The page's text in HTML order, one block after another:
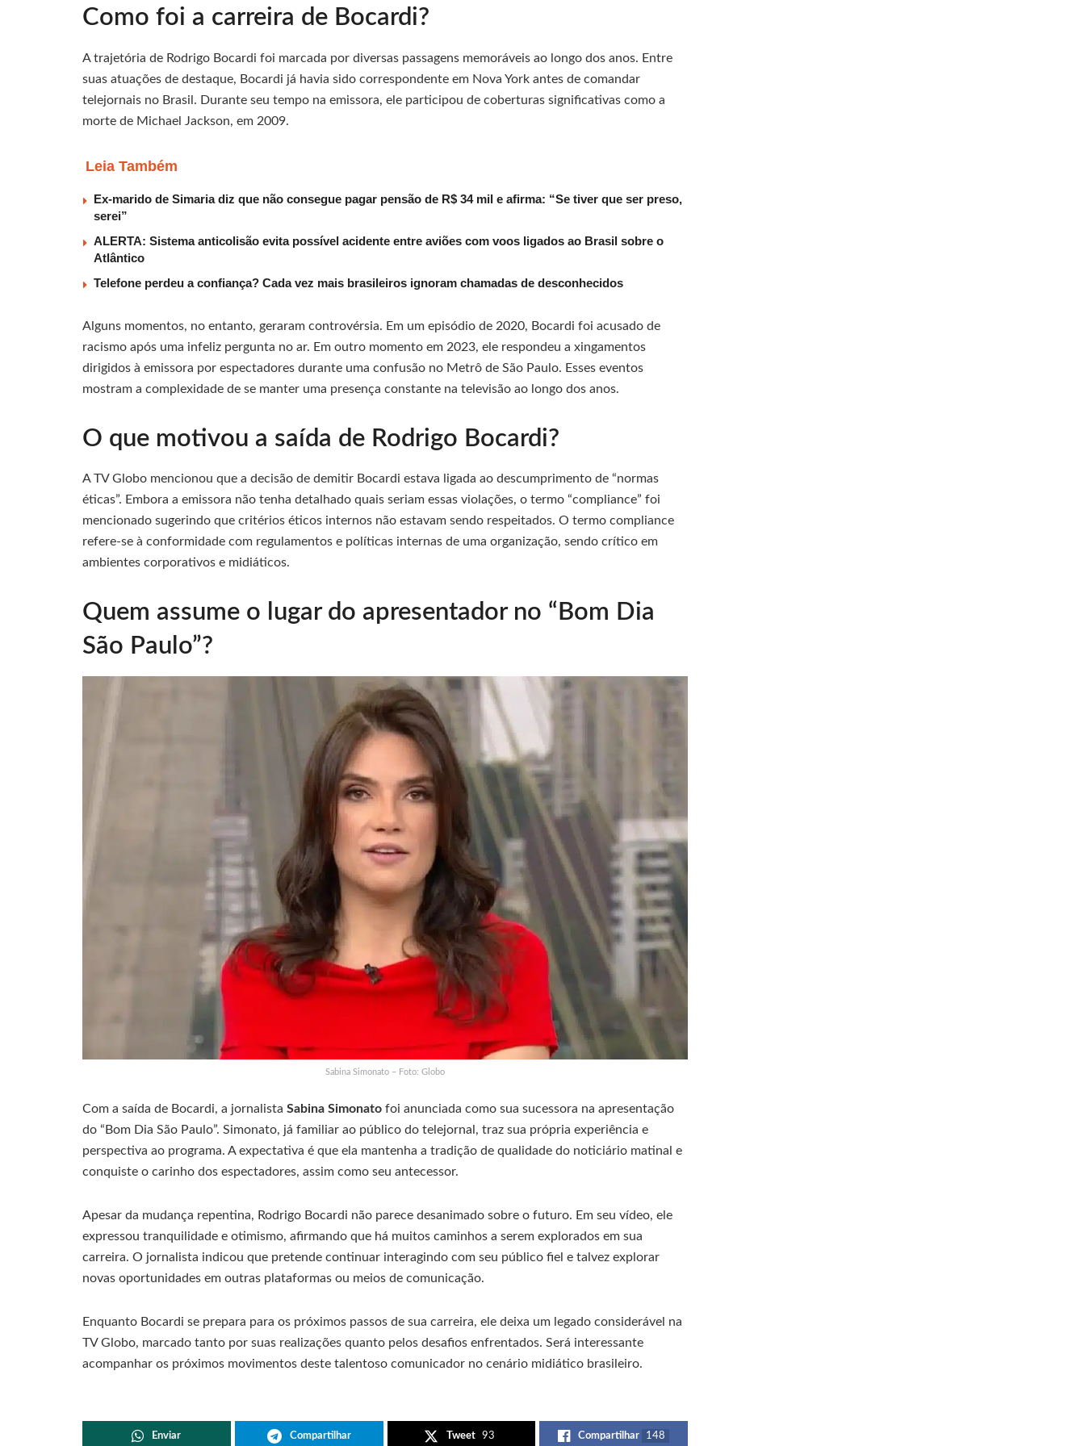
Como foi a carreira de Bocardi?
A trajetória de Rodrigo Bocardi foi marcada por diversas passagens memoráveis ao longo dos anos. Entre
suas atuações de destaque, Bocardi já havia sido correspondente em Nova York antes de comandar
telejornais no Brasil. Durante seu tempo na emissora, ele participou de coberturas significativas como a
morte de Michael Jackson, em 2009.
Leia Também
Ex-marido de Simaria diz que não consegue pagar pensão de R$ 34 mil e afirma: “Se tiver que ser preso,
serei”
ALERTA: Sistema anticolisão evita possível acidente entre aviões com voos ligados ao Brasil sobre o
Atlântico
Telefone perdeu a confiança? Cada vez mais brasileiros ignoram chamadas de desconhecidos
Alguns momentos, no entanto, geraram controvérsia. Em um episódio de 2020, Bocardi foi acusado de
racismo após uma infeliz pergunta no ar. Em outro momento em 2023, ele respondeu a xingamentos
dirigidos à emissora por espectadores durante uma confusão no Metrô de São Paulo. Esses eventos
mostram a complexidade de se manter uma presença constante na televisão ao longo dos anos.
O que motivou a saída de Rodrigo Bocardi?
A TV Globo mencionou que a decisão de demitir Bocardi estava ligada ao descumprimento de “normas
éticas”. Embora a emissora não tenha detalhado quais seriam essas violações, o termo “compliance” foi
mencionado sugerindo que critérios éticos internos não estavam sendo respeitados. O termo compliance
refere-se à conformidade com regulamentos e políticas internas de uma organização, sendo crítico em
ambientes corporativos e midiáticos.
Quem assume o lugar do apresentador no “Bom Dia
São Paulo”?
Sabina Simonato – Foto: Globo
Com a saída de Bocardi, a jornalista Sabina Simonato foi anunciada como sua sucessora na apresentação
do “Bom Dia São Paulo”. Simonato, já familiar ao público do telejornal, traz sua própria experiência e
perspectiva ao programa. A expectativa é que ela mantenha a tradição de qualidade do noticiário matinal e
conquiste o carinho dos espectadores, assim como seu antecessor.
Apesar da mudança repentina, Rodrigo Bocardi não parece desanimado sobre o futuro. Em seu vídeo, ele
expressou tranquilidade e otimismo, afirmando que há muitos caminhos a serem explorados em sua
carreira. O jornalista indicou que pretende continuar interagindo com seu público fiel e talvez explorar
novas oportunidades em outras plataformas ou meios de comunicação.
Enquanto Bocardi se prepara para os próximos passos de sua carreira, ele deixa um legado considerável na
TV Globo, marcado tanto por suas realizações quanto pelos desafios enfrentados. Será interessante
acompanhar os próximos movimentos deste talentoso comunicador no cenário midiático brasileiro.
Enviar Compartilhar Tweet 93 Compartilhar 148